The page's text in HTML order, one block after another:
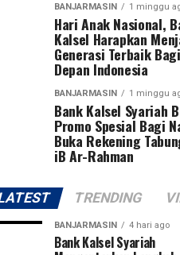
BANJARMASIN 1 minggu
Hari Anak Nasional,
Kalsel Harapkan
Generasi Terbaik
Depan Indonesia
BANJARMASIN 1 minggu
Bank Kalsel Syariah
Promo Spesial Bagi
Buka Rekening
iB Ar-Rahman
TRENDING
BANJARMASIN 4 hari ago
Bank Kalsel Syariah